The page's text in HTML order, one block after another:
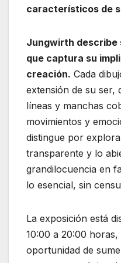
característicos de
Jungwirth describe
que captura su
creación. Cada
extensión de su ser,
líneas y manchas
movimientos y
distingue por
transparente y lo
grandilocuencia en
lo esencial, sin
La exposición está
10:00 a 20:00
oportunidad de